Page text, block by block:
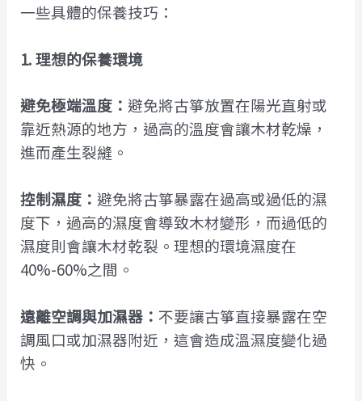
一些具體的保養技巧：
1. 理想的保養環境
避免極端溫度： 避免將古箏放置在陽光直射或
靠近熱源的地方，過高的溫度會讓木材乾燥，
進而產生裂縫。
控制濕度： 避免將古箏暴露在過高或過低的濕
度下，過高的濕度會導致木材變形，而過低的
濕度則會讓木材乾裂。理想的環境濕度在
40%-60%之間。
遠離空調與加濕器：不要讓古箏直接暴露在空
調風口或加濕器附近，這會造成溫濕度變化過
快。